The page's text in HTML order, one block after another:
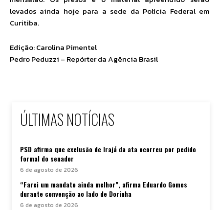
levados ainda hoje para a sede da Polícia Federal em
Curitiba.
Edição: Carolina Pimentel
Pedro Peduzzi – Repórter da Agência Brasil
ÚLTIMAS NOTÍCIAS
PSD afirma que exclusão de Irajá da ata ocorreu por pedido
formal do senador
6 de agosto de 2026
“Farei um mandato ainda melhor”, afirma Eduardo Gomes
durante convenção ao lado de Dorinha
6 de agosto de 2026